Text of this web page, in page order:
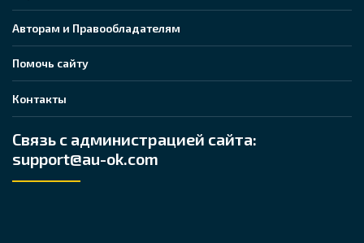
Авторам и Правообладателям
Помочь сайту
Контакты
Связь с администрацией сайта:
support@au-ok.com